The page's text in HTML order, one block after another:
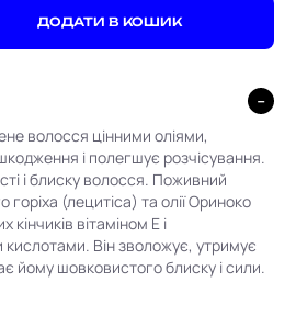
ДОДАТИ В КОШИК
волосся цінними оліями,
і полегшує розчісування.
і блиску волосся. Поживний
горіха (лецитіса) та олії Ориноко
вітаміном E і
Він зволожує, утримує
йому шовковистого блиску і сили.